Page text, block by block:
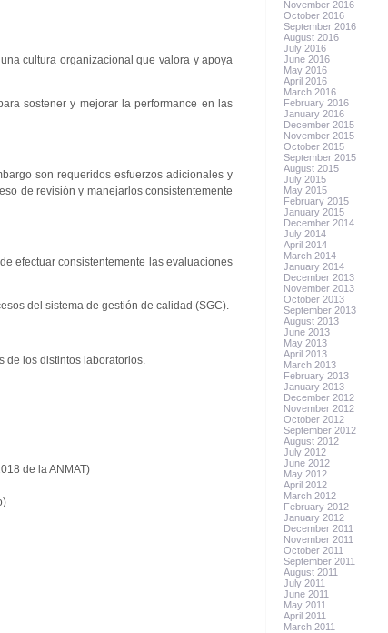
cultura organizacional que valora y apoya
sostener y mejorar la performance en las
son requeridos esfuerzos adicionales y
de revisión y manejarlos consistentemente
efectuar consistentemente las evaluaciones
del sistema de gestión de calidad (SGC).
de los distintos laboratorios.
de la ANMAT)
November 2016
October 2016
September 2016
August 2016
July 2016
June 2016
May 2016
April 2016
March 2016
February 2016
January 2016
December 2015
November 2015
October 2015
September 2015
August 2015
July 2015
May 2015
February 2015
January 2015
December 2014
July 2014
April 2014
March 2014
January 2014
December 2013
November 2013
October 2013
September 2013
August 2013
June 2013
May 2013
April 2013
March 2013
February 2013
January 2013
December 2012
November 2012
October 2012
September 2012
August 2012
July 2012
June 2012
May 2012
April 2012
March 2012
February 2012
January 2012
December 2011
November 2011
October 2011
September 2011
August 2011
July 2011
June 2011
May 2011
April 2011
March 2011